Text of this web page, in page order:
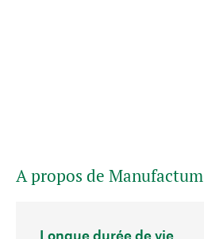
A propos de Manufactum
Longue durée de vie